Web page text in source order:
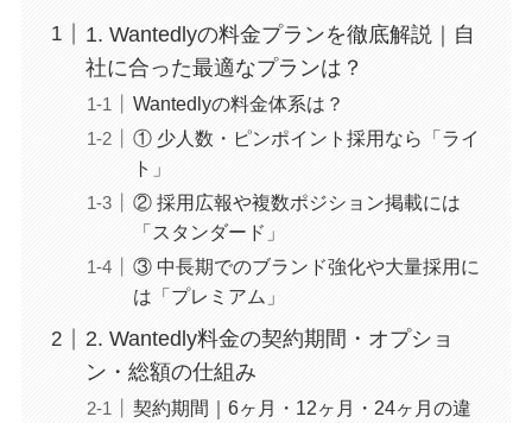
1. Wantedlyの料金プランを徹底解説｜自
社に合った最適なプランは？
Wantedlyの料金体系は？
① 少人数・ピンポイント採用なら「ライ
ト」
② 採用広報や複数ポジション掲載には
「スタンダード」
③ 中長期でのブランド強化や大量採用に
は「プレミアム」
2. Wantedly料金の契約期間・オプショ
ン・総額の仕組み
契約期間｜6ヶ月・12ヶ月・24ヶ月の違